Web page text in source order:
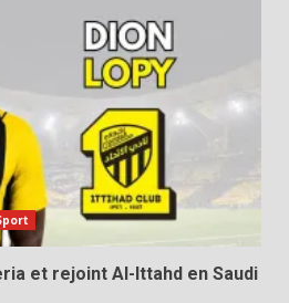
et rejoint Al-Ittahd en Saudi